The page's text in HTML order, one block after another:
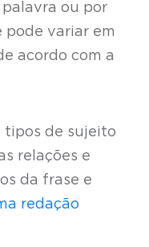
ou por
pode variar em
acordo com a
tipos de sujeito
relações e
da frase e
redação